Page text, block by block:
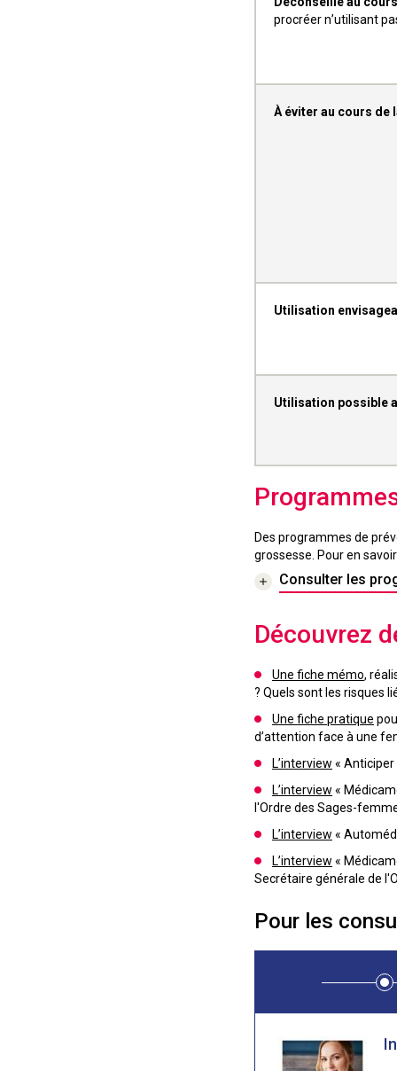
procréer n’utilisant
À éviter au cours de
Utilisation
Utilisation possible
Des programmes de
grossesse. Pour en
Consulter les
Découvrez
Une fiche mémo,
? Quels sont les risques
Une fiche pratique
d’attention face à une
L’interview « Anticiper
L’interview «
l'Ordre des Sages-
L’interview «
L’interview «
Secrétaire générale de
Pour les